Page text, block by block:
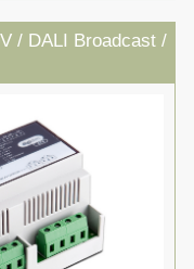
/ DALI Broadcast /